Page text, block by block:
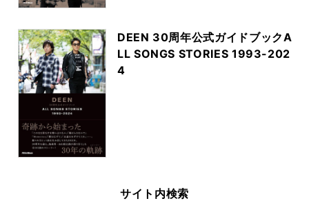
DEEN 30周年公式ガイドブックA
LL SONGS STORIES 1993-202
4
サイト内検索